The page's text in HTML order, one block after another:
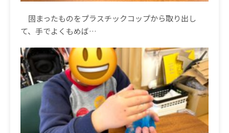
固まったものをプラスチックコップから取り出し
て、手でよくもめば…